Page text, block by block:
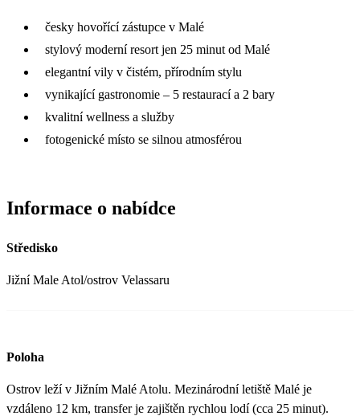
česky hovořící zástupce v Malé
stylový moderní resort jen 25 minut od Malé
elegantní vily v čistém, přírodním stylu
vynikající gastronomie – 5 restaurací a 2 bary
kvalitní wellness a služby
fotogenické místo se silnou atmosférou
Informace o nabídce
Středisko
Jižní Male Atol/ostrov Velassaru
Poloha
Ostrov leží v Jižním Malé Atolu. Mezinárodní letiště Malé je
vzdáleno 12 km, transfer je zajištěn rychlou lodí (cca 25 minut).